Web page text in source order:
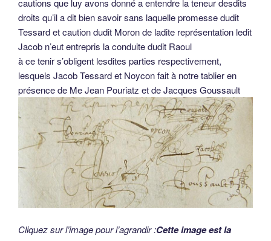
cautions que luy avons donné a entendre la teneur desdits
droits qu’il a dit bien savoir sans laquelle promesse dudit
Tessard et caution dudit Moron de ladite représentation ledit
Jacob n’eut entrepris la conduite dudit Raoul
à ce tenir s’obligent lesdites parties respectivement,
lesquels Jacob Tessard et Noycon fait à notre tablier en
présence de Me Jean Pouriatz et de Jacques Goussault
Cliquez sur l’image pour l’agrandir :Cette image est la